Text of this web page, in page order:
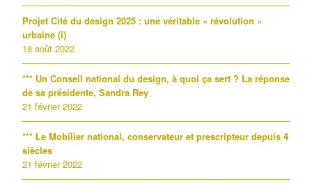
Projet Cité du design 2025 : une véritable « révolution »
urbaine (i)
18 août 2022
*** Un Conseil national du design, à quoi ça sert ? La réponse
de sa présidente, Sandra Rey
21 février 2022
*** Le Mobilier national, conservateur et prescripteur depuis 4
siècles
21 février 2022